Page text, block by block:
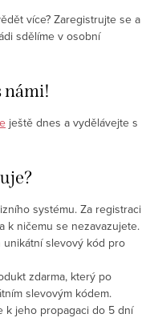
více? Zaregistrujte se a
sdělíme v osobní
námi!
ještě dnes a vydělávejte s
systému. Za registraci
k ničemu se nezavazujete.
slevový kód pro
zdarma, který po
slevovým kódem.
k jeho propagaci do 5 dní